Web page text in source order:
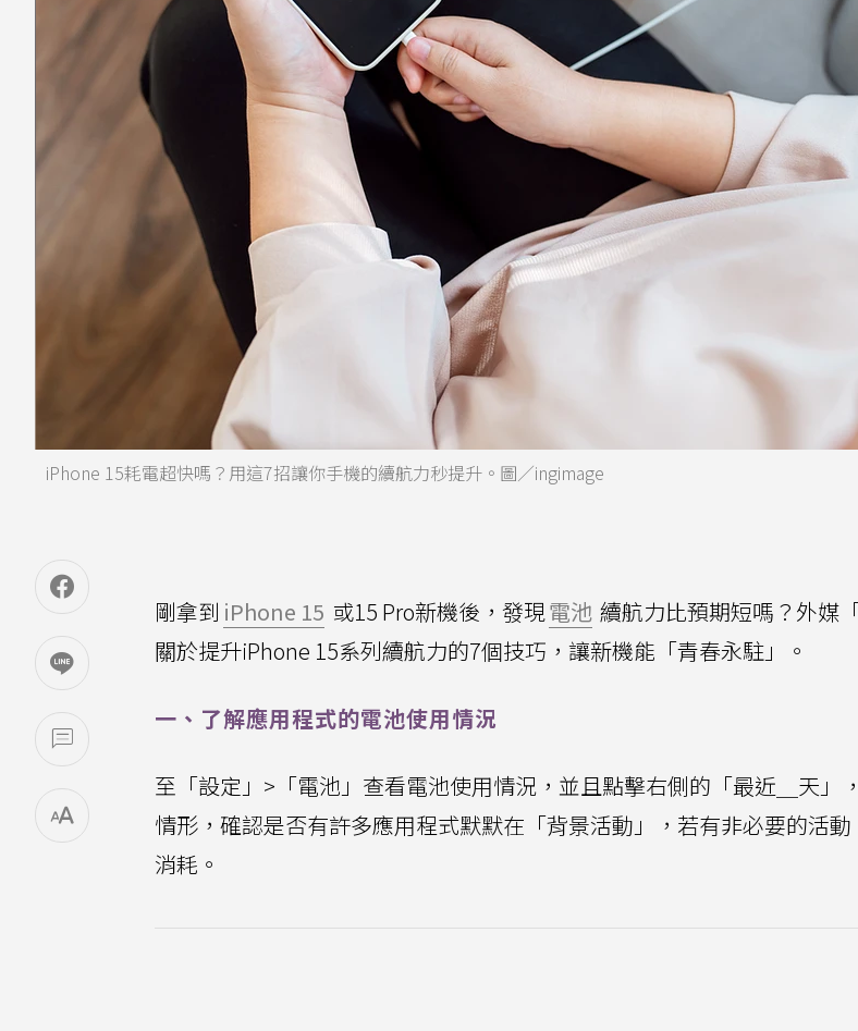
iPhone 15耗電超快嗎？用這7招讓你手機的續航力秒提升。圖／ingimage
剛拿到 iPhone 15 或15 Pro新機後，發現電池 續航力比預期短嗎？外媒
關於提升iPhone 15系列續航力的7個技巧，讓新機能「青春永駐」。
一、了解應用程式的電池使用情況
至「設定」>「電池」查看電池使用情況，並且點擊右側的「最近＿天」
情形，確認是否有許多應用程式默默在「背景活動」，若有非必要的活
消耗。